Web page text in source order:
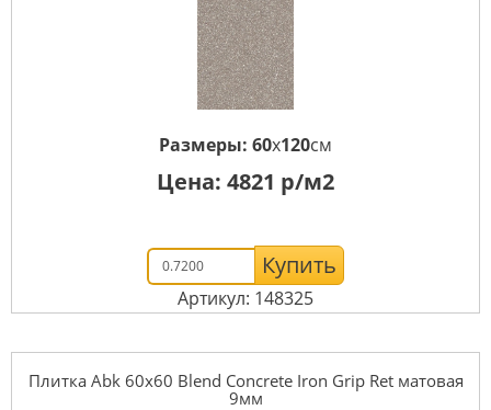
Размеры: 60x120см
Цена: 4821 р/м2
Купить
Артикул: 148325
Плитка Abk 60x60 Blend Concrete Iron Grip Ret матовая
9мм